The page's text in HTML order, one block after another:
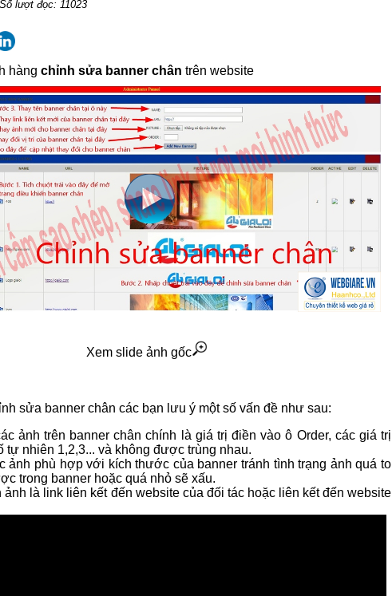
lượt đọc: 11023
hàng chỉnh sửa banner chân trên website
Xem slide ảnh gốc
sửa banner chân các bạn lưu ý một số vấn đề như sau:
ảnh trên banner chân chính là giá trị điền vào ô Order, các giá trị
tự nhiên 1,2,3... và không được trùng nhau.
ảnh phù hợp với kích thước của banner tránh tình trạng ảnh quá to
trong banner hoặc quá nhỏ sẽ xấu.
ảnh là link liên kết đến website của đối tác hoặc liên kết đến website